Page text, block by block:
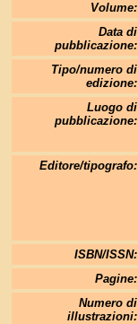
Volume:
Data di
pubblicazione:
Tipo/numero di
edizione:
Luogo di
pubblicazione:
Editore/tipografo:
ISBN/ISSN:
Pagine:
Numero di
illustrazioni: